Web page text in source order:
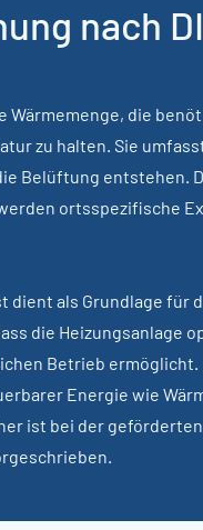
nach
Wärmemenge, die
zu halten. Sie
Belüftung
ortsspezifische
dient als Grundlage für
die Heizungsanlage
Betrieb ermöglicht.
Energie wie
ist bei der